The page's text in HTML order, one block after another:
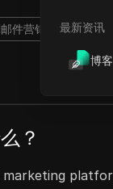
最新资讯
博客
件营销 AI落地页
？
marketing